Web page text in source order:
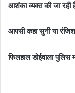
आशंका व्यक्त की जा रही
आपसी कहा सुनी या
फिलहाल डोईवाला पुलिस